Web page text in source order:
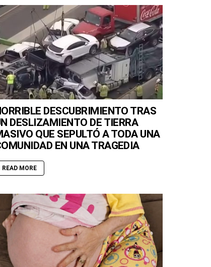
DESCUBRIMIENTO TRAS
DESLIZAMIENTO DE TIERRA
QUE SEPULTÓ A TODA UNA
EN UNA TRAGEDIA
READ MORE